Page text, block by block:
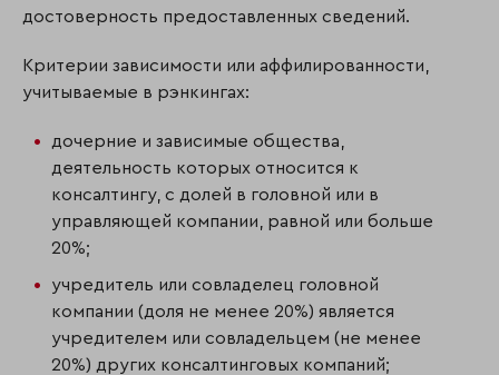
достоверность предоставленных сведений.
Критерии зависимости или аффилированности,
учитываемые в рэнкингах:
дочерние и зависимые общества,
деятельность которых относится к
консалтингу, с долей в головной или в
управляющей компании, равной или больше
20%;
учредитель или совладелец головной
компании (доля не менее 20%) является
учредителем или совладельцем (не менее
20%) других консалтинговых компаний;